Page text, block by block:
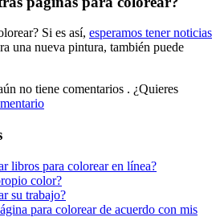
Si es así, esperamos tener noticias
una nueva pintura, también puede
no tiene comentarios . ¿Quieres
libros para colorear en línea?
color?
su trabajo?
para colorear de acuerdo con mis